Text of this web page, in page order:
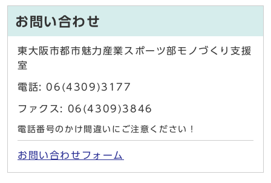
お問い合わせ
東大阪市都市魅力産業スポーツ部モノづくり支援
室
電話: 06(4309)3177
ファクス: 06(4309)3846
電話番号のかけ間違いにご注意ください！
お問い合わせフォーム